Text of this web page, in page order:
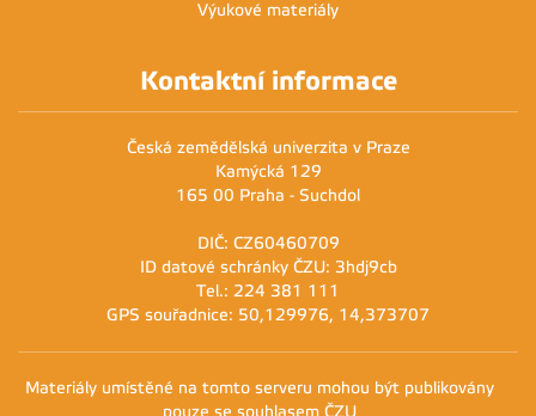
Výukové materiály
Kontaktní informace
Česká zemědělská univerzita v Praze
Kamýcká 129
165 00 Praha - Suchdol
DIČ: CZ60460709
ID datové schránky ČZU: 3hdj9cb
Tel.: 224 381 111
GPS souřadnice: 50,129976, 14,373707
Materiály umístěné na tomto serveru mohou být publikovány
pouze se souhlasem ČZU